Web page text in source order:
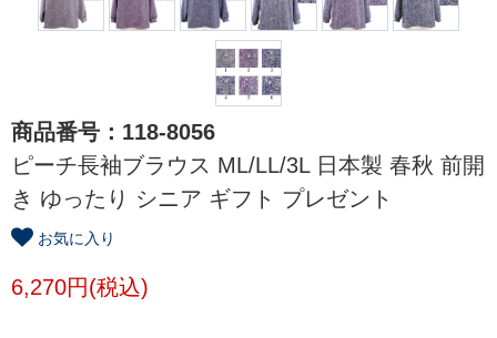
商品番号：118-8056
ピーチ長袖ブラウス ML/LL/3L 日本製 春秋 前開
き ゆったり シニア ギフト プレゼント
お気に入り
6,270円(税込)